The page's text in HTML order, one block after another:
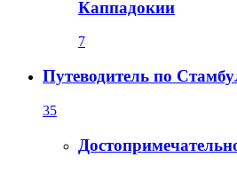
Каппадокии
7
Путеводитель по
35